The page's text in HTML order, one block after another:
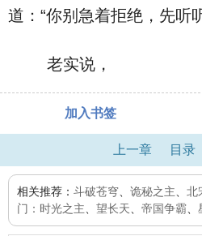
道：“你别急着拒绝，先听
老实说，
加入书签
上一章 目录
相关推荐： 斗破苍穹 诡秘之主 北
门：时光之主
望长天 帝国争霸